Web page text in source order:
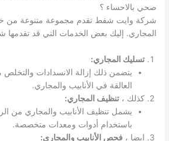
صحي بالاحساء ؟
شركة وايت شفط تقدم مجموعة متنوعة من
المجاري. إليك بعض الخدمات التي قد
تسليك المجاري:
يتضمن ذلك إزالة الانسدادات
العالقة في الأنابيب والمجاري.
كذلك ،تنظيف المجاري:
يشمل تنظيف الأنابيب والمجاري من
باستخدام أدوات ومعدات متخصصة.
ايضا ،فحص الأنابيب والمجاري: